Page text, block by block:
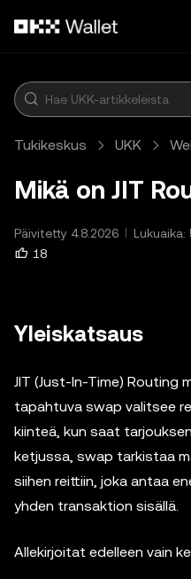
Tukikeskus UKK
Mikä on JIT
Päivitetty 4.8.2026
Lukuaika:
18
Yleiskatsaus
JIT (Just-In-Time) Routing
tapahtuva swap valitsee
kiinteä, kun saat
ketjussa, swap tarkistaa
siihen reittiin, joka antaa
yhden transaktion sisällä.
Allekirjoitat edelleen vain